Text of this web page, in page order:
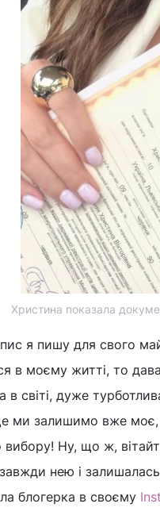
Христина показала
я пишу для свого
в моєму житті, то
в світі, дуже
ми залишимо вже моє,
Ну, що ж,
нею і
блогерка в своєму